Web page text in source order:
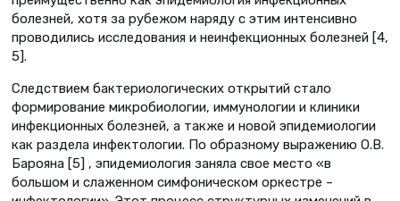
болезней, хотя за рубежом наряду с этим интенсивно
проводились исследования и неинфекционных болезней [4,
5].
Следствием бактериологических открытий стало
формирование микробиологии, иммунологии и клиники
инфекционных болезней, а также и новой эпидемиологии
как раздела инфектологии. По образному выражению О.В.
Барояна [5] , эпидемиология заняла свое место «в
большом и слаженном симфоническом оркестре –